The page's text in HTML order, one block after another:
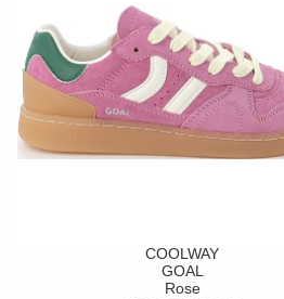
COOLWAY
GOAL
Rose